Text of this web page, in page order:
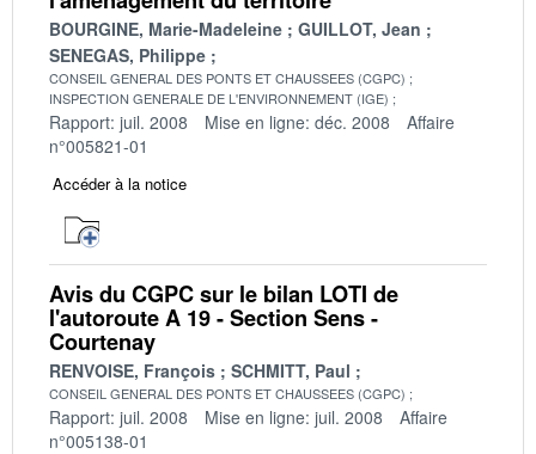
BOURGINE, Marie-Madeleine
GUILLOT, Jean
SENEGAS, Philippe
CONSEIL GENERAL DES PONTS ET CHAUSSEES (CGPC)
INSPECTION GENERALE DE L'ENVIRONNEMENT (IGE)
Rapport: juil. 2008 Mise en ligne: déc. 2008
Affaire
n°005821-01
Accéder à la notice
Avis du CGPC sur le bilan LOTI de
l'autoroute A 19 - Section Sens -
Courtenay
RENVOISE, François SCHMITT, Paul
CONSEIL GENERAL DES PONTS ET CHAUSSEES (CGPC)
Rapport: juil. 2008 Mise en ligne: juil. 2008
Affaire
n°005138-01